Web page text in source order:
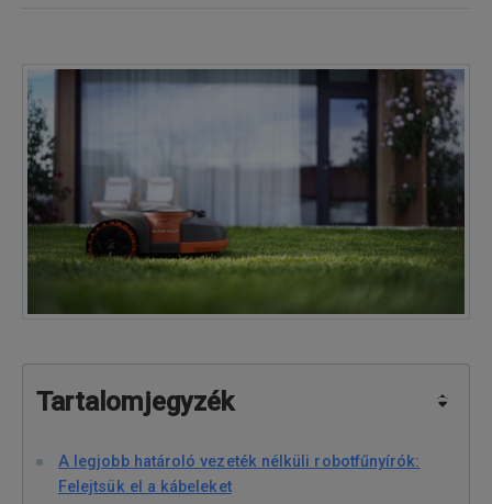
Tartalomjegyzék
A legjobb határoló vezeték nélküli robotfűnyírók:
Felejtsük el a kábeleket